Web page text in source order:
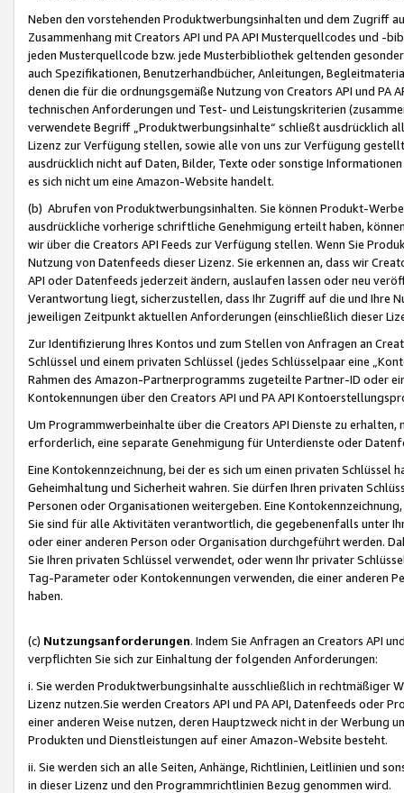
Neben den vorstehenden Produktwerbungsinhalten und dem Zugriff
Zusammenhang mit Creators API und PA API Musterquellcodes und
jeden Musterquellcode bzw. jede Musterbibliothek geltenden
auch Spezifikationen, Benutzerhandbücher, Anleitungen,
denen die für die ordnungsgemäße Nutzung von Creators API und PA
technischen Anforderungen und Test- und Leistungskriterien
verwendete Begriff „Produktwerbungsinhalte“ schließt ausdrücklich
Lizenz zur Verfügung stellen, sowie alle von uns zur Verfügung
ausdrücklich nicht auf Daten, Bilder, Texte oder sonstige
es sich nicht um eine Amazon-Website handelt.
(b) Abrufen von Produktwerbungsinhalten. Sie können Produkt-
ausdrückliche vorherige schriftliche Genehmigung erteilt haben,
wir über die Creators API Feeds zur Verfügung stellen. Wenn Sie
Nutzung von Datenfeeds dieser Lizenz. Sie erkennen an, dass wir
API oder Datenfeeds jederzeit ändern, auslaufen lassen oder neu
Verantwortung liegt, sicherzustellen, dass Ihr Zugriff auf die und Ihre
jeweiligen Zeitpunkt aktuellen Anforderungen (einschließlich dieser
Zur Identifizierung Ihres Kontos und zum Stellen von Anfragen an
Schlüssel und einem privaten Schlüssel (jedes Schlüsselpaar eine
Rahmen des Amazon-Partnerprogramms zugeteilte Partner-ID oder
Kontokennungen über den Creators API und PA API
Um Programmwerbeinhalte über die Creators API Dienste zu
erforderlich, eine separate Genehmigung für Unterdienste oder
Eine Kontokennzeichnung, bei der es sich um einen privaten
Geheimhaltung und Sicherheit wahren. Sie dürfen Ihren privaten
Personen oder Organisationen weitergeben. Eine
Sie sind für alle Aktivitäten verantwortlich, die gegebenenfalls unter
oder einer anderen Person oder Organisation durchgeführt werden.
Sie Ihren privaten Schlüssel verwendet, oder wenn Ihr privater
Tag-Parameter oder Kontokennungen verwenden, die einer anderen
haben.
(c) Nutzungsanforderungen. Indem Sie Anfragen an Creators API
verpflichten Sie sich zur Einhaltung der folgenden Anforderungen:
i. Sie werden Produktwerbungsinhalte ausschließlich in rechtmäßiger
Lizenz nutzen.Sie werden Creators API und PA API, Datenfeeds oder
einer anderen Weise nutzen, deren Hauptzweck nicht in der Werbung
Produkten und Dienstleistungen auf einer Amazon-Website besteht.
ii. Sie werden sich an alle Seiten, Anhänge, Richtlinien, Leitlinien und
in dieser Lizenz und den Programmrichtlinien Bezug genommen wird.